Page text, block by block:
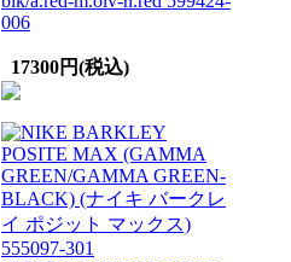
006
17300円(税込)